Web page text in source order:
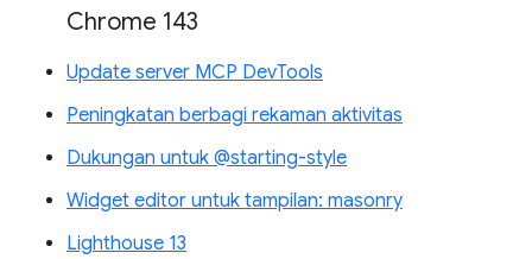
Chrome 143
Update server MCP DevTools
Peningkatan berbagi rekaman aktivitas
Dukungan untuk @starting-style
Widget editor untuk tampilan: masonry
Lighthouse 13